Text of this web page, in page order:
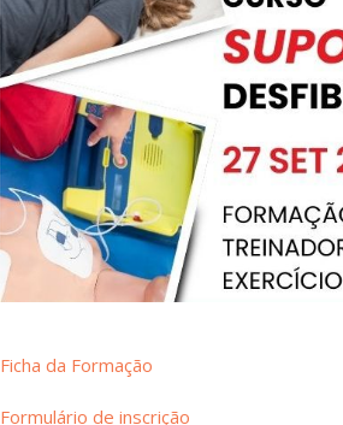
Ficha da Formação
Formulário de inscrição